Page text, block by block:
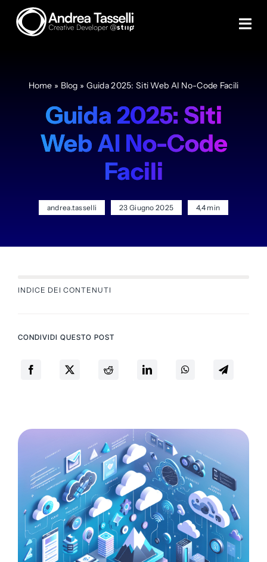
Skip
Servizi
Home » Blog » Guida 2025: Siti Web AI No-Code Facili
Guida 2025: Siti
Web AI No-Code
Facili
andrea.tasselli 23 Giugno 2025 4,4 min
INDICE DEI CONTENUTI
CONDIVIDI QUESTO POST